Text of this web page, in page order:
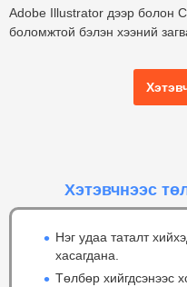
Adobe Illustrator дээр болон
боломжтой бэлэн хээний
Хэтэвчнээс
Нэг удаа таталт
хасагдана.
Төлбөр хийгдсэнээс